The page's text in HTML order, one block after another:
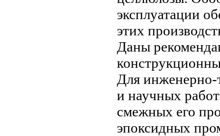
эксплуатации
этих
Даны
Для
и научных
смежных его
эпоксидных